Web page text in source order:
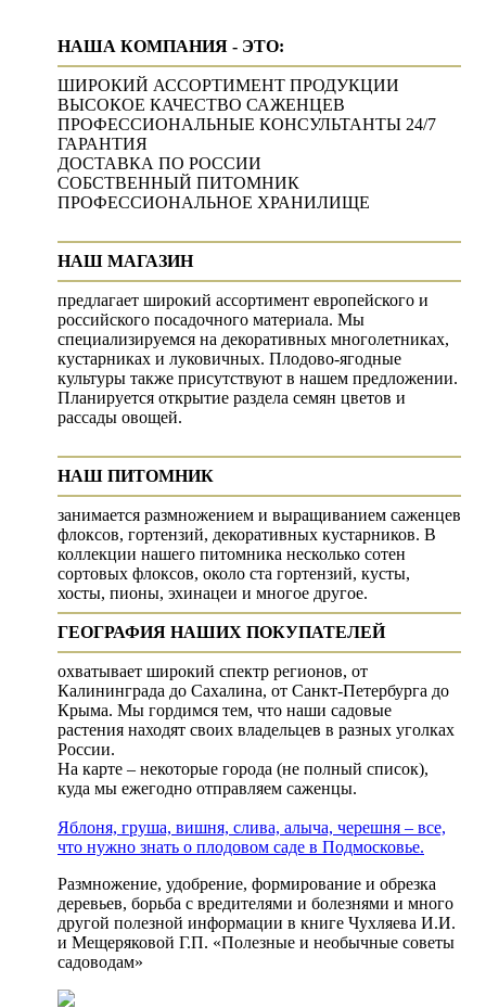
НАША КОМПАНИЯ - ЭТО:
ШИРОКИЙ АССОРТИМЕНТ ПРОДУКЦИИ
ВЫСОКОЕ КАЧЕСТВО САЖЕНЦЕВ
ПРОФЕССИОНАЛЬНЫЕ КОНСУЛЬТАНТЫ 24/7
ГАРАНТИЯ
ДОСТАВКА ПО РОССИИ
СОБСТВЕННЫЙ ПИТОМНИК
ПРОФЕССИОНАЛЬНОЕ ХРАНИЛИЩЕ
НАШ МАГАЗИН
предлагает широкий ассортимент европейского и
российского посадочного материала. Мы
специализируемся на декоративных многолетниках,
кустарниках и луковичных. Плодово-ягодные
культуры также присутствуют в нашем предложении.
Планируется открытие раздела семян цветов и
рассады овощей.
НАШ ПИТОМНИК
занимается размножением и выращиванием саженцев
флоксов, гортензий, декоративных кустарников. В
коллекции нашего питомника несколько сотен
сортовых флоксов, около ста гортензий, кусты,
хосты, пионы, эхинацеи и многое другое.
ГЕОГРАФИЯ НАШИХ ПОКУПАТЕЛЕЙ
охватывает широкий спектр регионов, от
Калининграда до Сахалина, от Санкт-Петербурга до
Крыма. Мы гордимся тем, что наши садовые
растения находят своих владельцев в разных уголках
России.
На карте – некоторые города (не полный список),
куда мы ежегодно отправляем саженцы.
Яблоня, груша, вишня, слива, алыча, черешня – все,
что нужно знать о плодовом саде в Подмосковье.
Размножение, удобрение, формирование и обрезка
деревьев, борьба с вредителями и болезнями и много
другой полезной информации в книге Чухляева И.И.
и Мещеряковой Г.П. «Полезные и необычные советы
садоводам»